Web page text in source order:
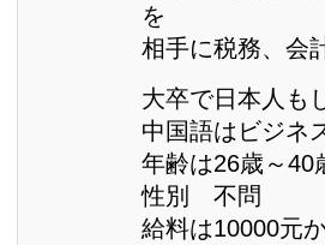
を
相手に税務、会
大卒で日本人も
中国語はビジネ
年齢は26歳～40
性別 不問
給料は10000元